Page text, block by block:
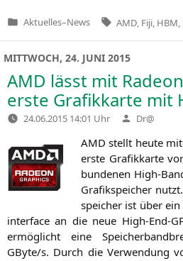
Veröffentlicht
Aktuelles–News Tags:
AMD Fiji HBM
MITTWOCH, 24. JUNI 2015
AMD lässt mit Radeon
erste Grafikkarte mit
24.06.2015 14:01 Uhr Verfasst
von
Dr@
AMD stellt heu­te
ers­te Gra­fik­kar­te
bun­de­nen High-
Gra­fik­spei­cher
spei­cher ist über
in­ter­face an die neue High-End-
ermög­licht eine
GByte/s. Durch die Ver­wen­dung